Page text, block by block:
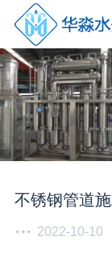
不锈钢管道
2022-10-10